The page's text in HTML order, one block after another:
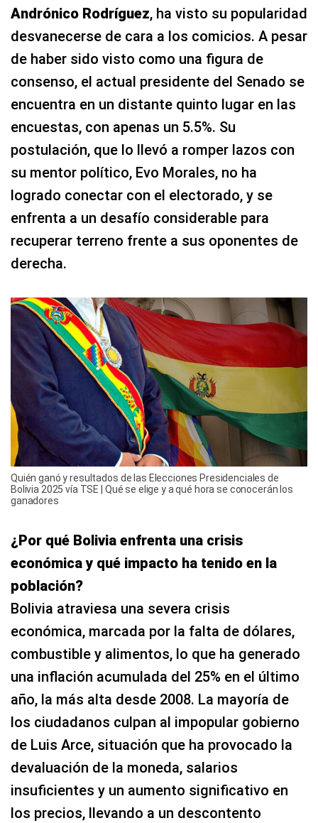
Andrónico Rodríguez, ha visto su popularidad
desvanecerse de cara a los comicios. A pesar
de haber sido visto como una figura de
consenso, el actual presidente del Senado se
encuentra en un distante quinto lugar en las
encuestas, con apenas un 5.5%. Su
postulación, que lo llevó a romper lazos con
su mentor político, Evo Morales, no ha
logrado conectar con el electorado, y se
enfrenta a un desafío considerable para
recuperar terreno frente a sus oponentes de
derecha.
Quién ganó y resultados de las Elecciones Presidenciales de
Bolivia 2025 vía TSE | Qué se elige y a qué hora se conocerán los
ganadores
¿Por qué Bolivia enfrenta una crisis
económica y qué impacto ha tenido en la
población?
Bolivia atraviesa una severa crisis
económica, marcada por la falta de dólares,
combustible y alimentos, lo que ha generado
una inflación acumulada del 25% en el último
año, la más alta desde 2008. La mayoría de
los ciudadanos culpan al impopular gobierno
de Luis Arce, situación que ha provocado la
devaluación de la moneda, salarios
insuficientes y un aumento significativo en
los precios, llevando a un descontento